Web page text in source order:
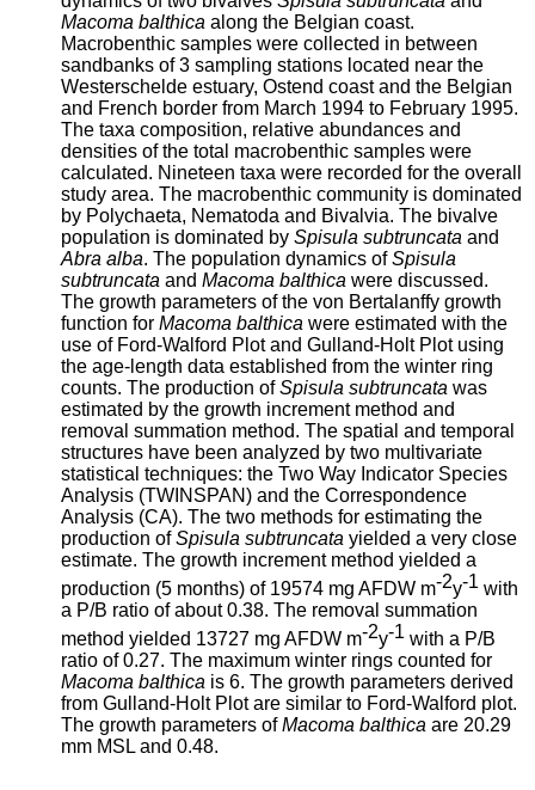
Macoma balthica along the Belgian coast.
Macrobenthic samples were collected in between
sandbanks of 3 sampling stations located near the
Westerschelde estuary, Ostend coast and the Belgian
and French border from March 1994 to February 1995.
The taxa composition, relative abundances and
densities of the total macrobenthic samples were
calculated. Nineteen taxa were recorded for the overall
study area. The macrobenthic community is dominated
by Polychaeta, Nematoda and Bivalvia. The bivalve
population is dominated by Spisula subtruncata and
Abra alba. The population dynamics ofSpisula
subtruncata and Macoma balthica were discussed.
The growth parameters of the von Bertalanffy growth
function for Macoma balthica were estimated with the
use of Ford-Walford Plot and Gulland-Holt Plot using
the age-length data established from the winter ring
counts. The production ofSpisula subtruncata was
estimated by the growth increment method and
removal summation method. The spatial and temporal
structures have been analyzed by two multivariate
statistical techniques: the Two Way Indicator Species
Analysis (TWINSPAN) and the Correspondence
Analysis (CA). The two methods for estimating the
production ofSpisula subtruncata yielded a very close
estimate. The growth increment method yielded a
production (5 months) of 19574 mg AFDW m-2y-1 with
a P/B ratio of about 0.38. The removal summation
method yielded 13727 mg AFDW m-2y-1 with a P/B
ratio of 0.27. The maximum winter rings counted for
Macoma balthica is 6. The growth parameters derived
from Gulland-Holt Plot are similar to Ford-Walford plot.
The growth parameters ofMacoma balthica are 20.29
mm MSL and 0.48.